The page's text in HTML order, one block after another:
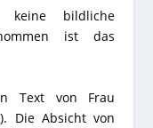
keine bildliche
ist das
Text von Frau
Die Absicht von